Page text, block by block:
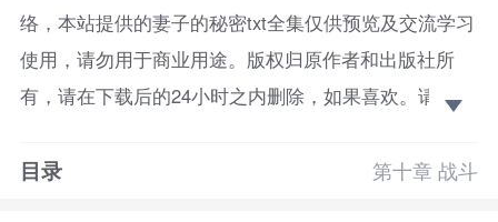
络，本站提供的妻子的秘密txt全集仅供预览及交流学习
使用，请勿用于商业用途。版权归原作者和出版社所
有，请在下载后的24小时之内删除，如果喜欢。请支持
人。
目录 第十章 战斗